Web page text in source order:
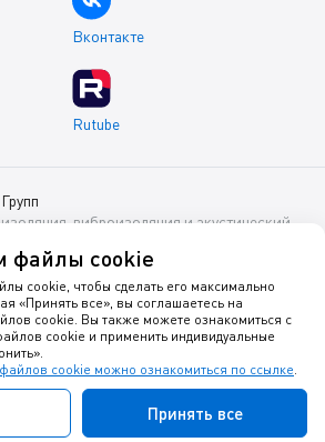
Вконтакте
Rutube
виброизоляция и акустический
носит исключительно информационный
условиях не является публичной
отношении обработки персональных
куки-файлов
файлы cookie
cookie, чтобы сделать его максимально
«Принять все», вы соглашаетесь на
cookie. Вы также можете ознакомиться с
cookie и применить индивидуальные
cookie можно ознакомиться по ссылке.
Принять все